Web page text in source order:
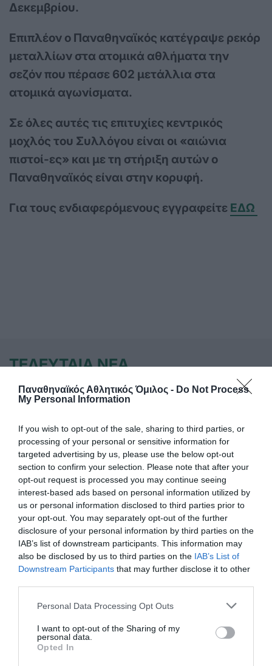
Παναθηναϊκός Αθλητικός Όμιλος - Do Not Process
My Personal Information
If you wish to opt-out of the sale, sharing to third parties, or
processing of your personal or sensitive information for
targeted advertising by us, please use the below opt-out
section to confirm your selection. Please note that after your
opt-out request is processed you may continue seeing
interest-based ads based on personal information utilized by
us or personal information disclosed to third parties prior to
your opt-out. You may separately opt-out of the further
disclosure of your personal information by third parties on the
IAB’s list of downstream participants. This information may
also be disclosed by us to third parties on the IAB’s List of
Downstream Participants that may further disclose it to other
Please note that this website/app uses one or more Google
not limited to your visit or usage behaviour. You may click to
grant or deny consent to Google and its third-party tags to
use your data for below specified purposes in below Google
Personal Data Processing Opt Outs
I want to opt-out of the Sharing of my
personal data.
Opted In
Δεκεμβρίου.
Επιπλέον ο Παναθηναϊκός κατέγραψε ρεκόρ
μεταλλίων στα ατομικά αθλήματα την
σεζόν που πέρασε 602 μετάλλια στα
ατομικά αγωνίσματα.
Σε όλες αυτές τις επιτυχίες κεντρικός
μοχλός του Συλλόγου είναι οι «αιώνια
πιστοί-ες» και με τη στήριξη αυτών ο
Παναθηναϊκός είναι στην κορυφή.
Για τους ενδιαφερόμενους εγγραφείτε ΕΔΩ
ΤΕΛΕΥΤΑΙΑ ΝΕΑ
Δύο στα δύο με «πράσινη»
σύμβολη
Η Εθνική ομάδα μπάσκετ Κορασίδων έκανε το δύο στα δύο
στο EuroBasket Β' κατηγορίας έχοντας τη Μαριάνθη
Τουλούπη με διψήφιο αριθμό πόντων.
08.08.2026 ΑΚΑΔΗΜΙΑ ΚΑΛΑΘΟΣΦΑΙΡΙΣΗΣ